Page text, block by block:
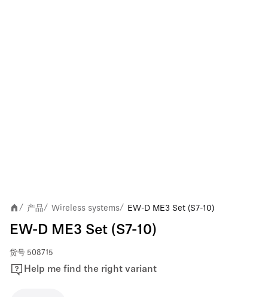
/ 产品/ Wireless systems/ EW-D ME3 Set (S7-10)
EW-D ME3 Set (S7-10)
货号 508715
Help me find the right variant